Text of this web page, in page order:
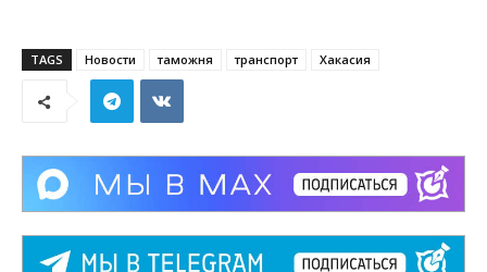
TAGS Новости таможня транспорт Хакасия